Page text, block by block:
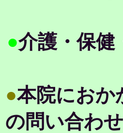
●介護・保健
●本院におか
の問い合わ